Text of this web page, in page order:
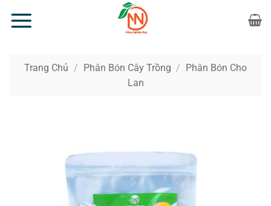
qua
Trang Chủ / Phân Bón Cây Trồng / Phân Bón Cho
Lan